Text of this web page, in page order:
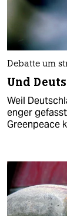
Debatte um
Und
Weil
enger
Greenpeace